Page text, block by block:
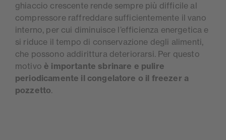
ghiaccio crescente rende sempre più difficile al
compressore raffreddare sufficientemente il vano
interno, per cui diminuisce l’efficienza energetica e
si riduce il tempo di conservazione degli alimenti,
che possono addirittura deteriorarsi. Per questo
motivo è importante sbrinare e pulire
periodicamente il congelatore o il freezer a
pozzetto.